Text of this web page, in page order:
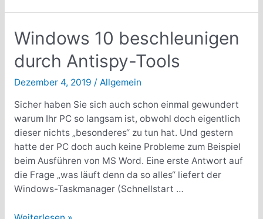
E-
Mails
von
Windows 10 beschleunigen
durch Antispy-Tools
Dezember 4, 2019 / Allgemein
Sicher haben Sie sich auch schon einmal gewundert
warum Ihr PC so langsam ist, obwohl doch eigentlich
dieser nichts „besonderes“ zu tun hat. Und gestern
hatte der PC doch auch keine Probleme zum Beispiel
beim Ausführen von MS Word. Eine erste Antwort auf
die Frage „was läuft denn da so alles“ liefert der
Windows-Taskmanager (Schnellstart …